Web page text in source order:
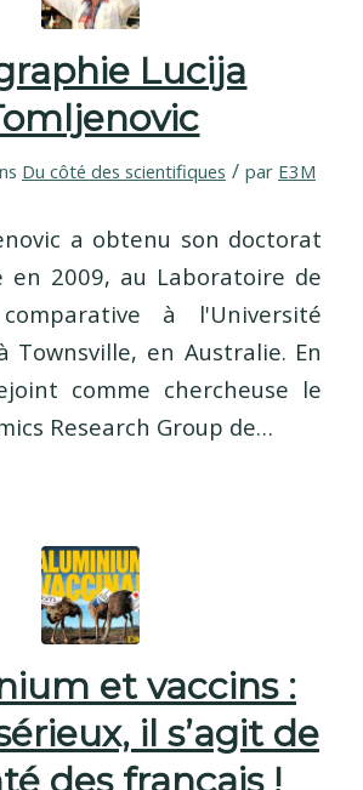
Lucija
Du côté des scientifiques / par E3M
a obtenu son doctorat
en 2009, au Laboratoire de
à l'Université
Townsville, en Australie. En
comme chercheuse le
Research Group de…
et vaccins :
il s’agit de
des français !